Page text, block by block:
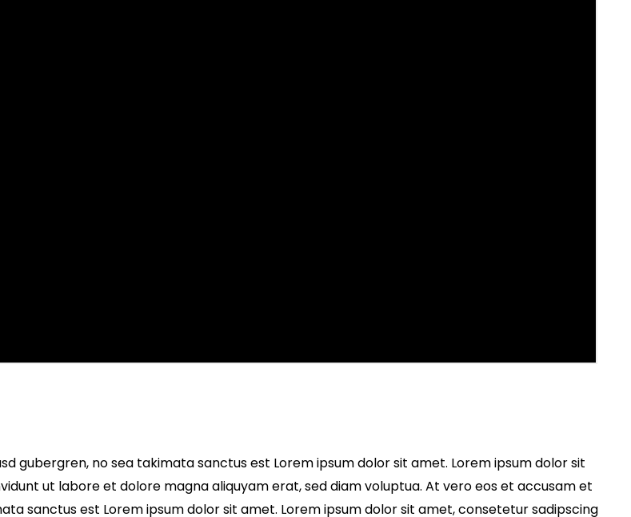
gubergren, no sea takimata sanctus est Lorem ipsum dolor sit amet. Lorem ipsum dolor sit
ut labore et dolore magna aliquyam erat, sed diam voluptua. At vero eos et accusam et
sanctus est Lorem ipsum dolor sit amet. Lorem ipsum dolor sit amet, consetetur sadipscing